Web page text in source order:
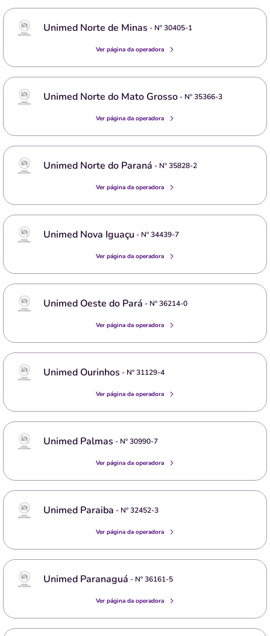
Unimed Norte de Minas - Nº30405-1
Ver página da operadora
Unimed Norte do Mato Grosso- Nº35366-3
Ver página da operadora
Unimed Norte do Paraná - Nº35828-2
Ver página da operadora
Unimed Nova Iguaçu - Nº34439-7
Ver página da operadora
Unimed Oeste do Pará - Nº36214-0
Ver página da operadora
Unimed Ourinhos - Nº31129-4
Ver página da operadora
Unimed Palmas - Nº30990-7
Ver página da operadora
Unimed Paraiba - Nº32452-3
Ver página da operadora
Unimed Paranaguá - Nº36161-5
Ver página da operadora